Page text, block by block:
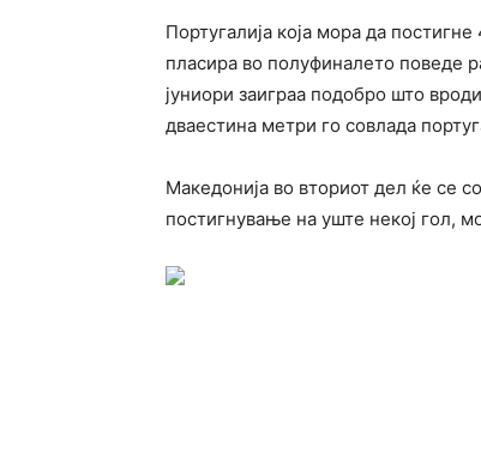
Португалија која мора да
пласира во полуфиналето поведе
јуниори заиграа подобро што
дваестина метри го совлада
Македонија во вториот дел ќе се
постигнување на уште некој гол,